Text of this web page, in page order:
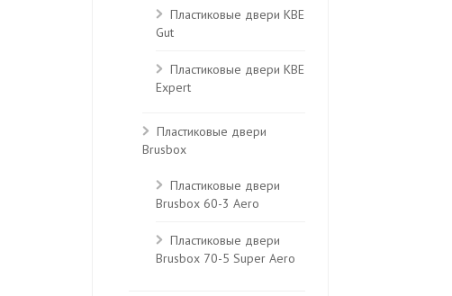
Пластиковые двери КВЕ
Gut
Пластиковые двери КВЕ
Expert
Пластиковые двери
Brusbox
Пластиковые двери
Brusbox 60-3 Aero
Пластиковые двери
Brusbox 70-5 Super Aero